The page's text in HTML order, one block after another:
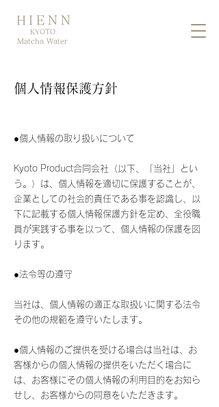
HIENN
KYOTO
Matcha Water
個人情報保護方針
●個人情報の取り扱いについて
Kyoto Product合同会社（以下、「当社」とい
う。）は、個人情報を適切に保護することが、
企業としての社会的責任である事を認識し、以
下に記載する個人情報保護方針を定め、全役職
員が実践する事を以って、個人情報の保護を図
ります。
●法令等の遵守
当社は、個人情報の適正な取扱いに関する法令
その他の規範を遵守いたします。
●個人情報のご提供を受ける場合は当社は、お
客様からの個人情報の提供をいただく場合に
は、お客様にその個人情報の利用目的をお知ら
せし、お客様からの同意をいただきます。